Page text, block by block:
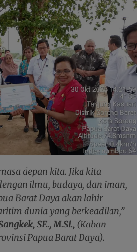
depan kita. Jika kita
ilmu, budaya, dan iman,
Barat Daya akan lahir
dunia yang berkeadilan,”
SE., M.Si., (Kaban
Papua Barat Daya).